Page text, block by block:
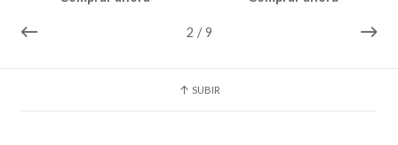
2 / 9
SUBIR